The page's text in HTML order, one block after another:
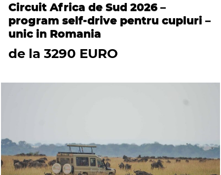
Circuit Africa de Sud 2026 –
program self-drive pentru cupluri –
unic in Romania
de la 3290 EURO